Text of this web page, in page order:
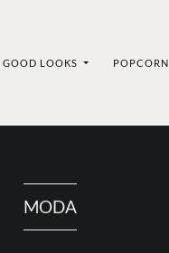
GOOD LOOKS POPCORN
MODA